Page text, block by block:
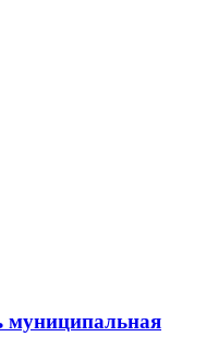
муниципальная